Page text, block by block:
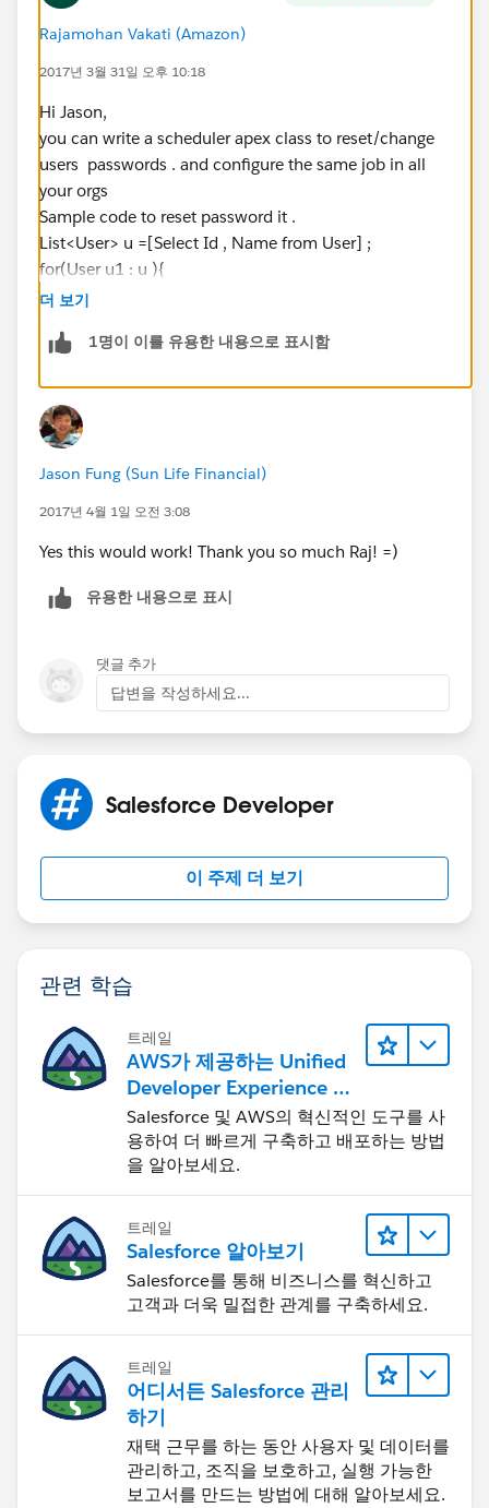
Rajamohan Vakati (Amazon)
2017년 3월 31일 오후 10:18
Hi Jason,
you can write a scheduler apex class to reset/change
users passwords . and configure the same job in all
your orgs
Sample code to reset password it .
List<User> u =[Select Id , Name from User] ;
for(User u1 : u ){
System.resetPassword(
Thanks ,
더 보기
1명이 이를 유용한 내용으로 표시함
Jason Fung (Sun Life Financial)
2017년 4월 1일 오전 3:08
Yes this would work! Thank you so much Raj! =)
유용한 내용으로 표시
댓글 추가
답변을 작성하세요...
Salesforce Developer
이 주제 더 보기
관련 학습
트레일
AWS가 제공하는 Unified
Developer Experience 둘
러보기
Salesforce 및 AWS의 혁신적인 도구를 사
용하여 더 빠르게 구축하고 배포하는 방법
을 알아보세요.
트레일
Salesforce 알아보기
Salesforce를 통해 비즈니스를 혁신하고
고객과 더욱 밀접한 관계를 구축하세요.
트레일
어디서든 Salesforce 관리
하기
재택 근무를 하는 동안 사용자 및 데이터를
관리하고, 조직을 보호하고, 실행 가능한
보고서를 만드는 방법에 대해 알아보세요.